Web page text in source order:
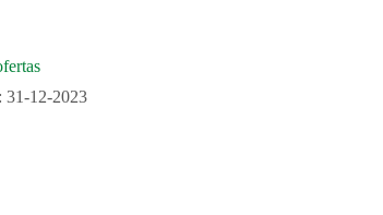
12-2023